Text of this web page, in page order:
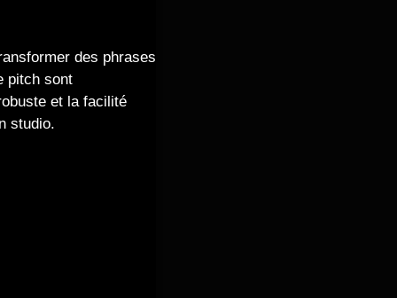
des phrases
pitch sont
et la facilité
studio.